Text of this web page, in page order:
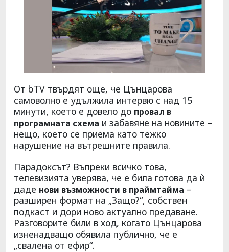
От bTV твърдят още, че Цънцарова
самоволно е удължила интервю с над 15
минути, което е довело до провал в
програмната схема и забавяне на новините –
нещо, което се приема като тежко
нарушение на вътрешните правила.
Парадоксът? Въпреки всичко това,
телевизията уверява, че е била готова да ѝ
даде нови възможности в праймтайма –
разширен формат на „Защо?“, собствен
подкаст и дори ново актуално предаване.
Разговорите били в ход, когато Цънцарова
изненадващо обявила публично, че е
„свалена от ефир“.